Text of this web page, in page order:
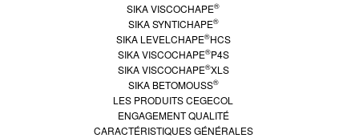
SIKA VISCOCHAPE®
SIKA SYNTICHAPE®
SIKA LEVELCHAPE®HCS
SIKA VISCOCHAPE®P4S
SIKA VISCOCHAPE®XLS
SIKA BETOMOUSS®
LES PRODUITS CEGECOL
ENGAGEMENT QUALITÉ
CARACTÉRISTIQUES GÉNÉRALES